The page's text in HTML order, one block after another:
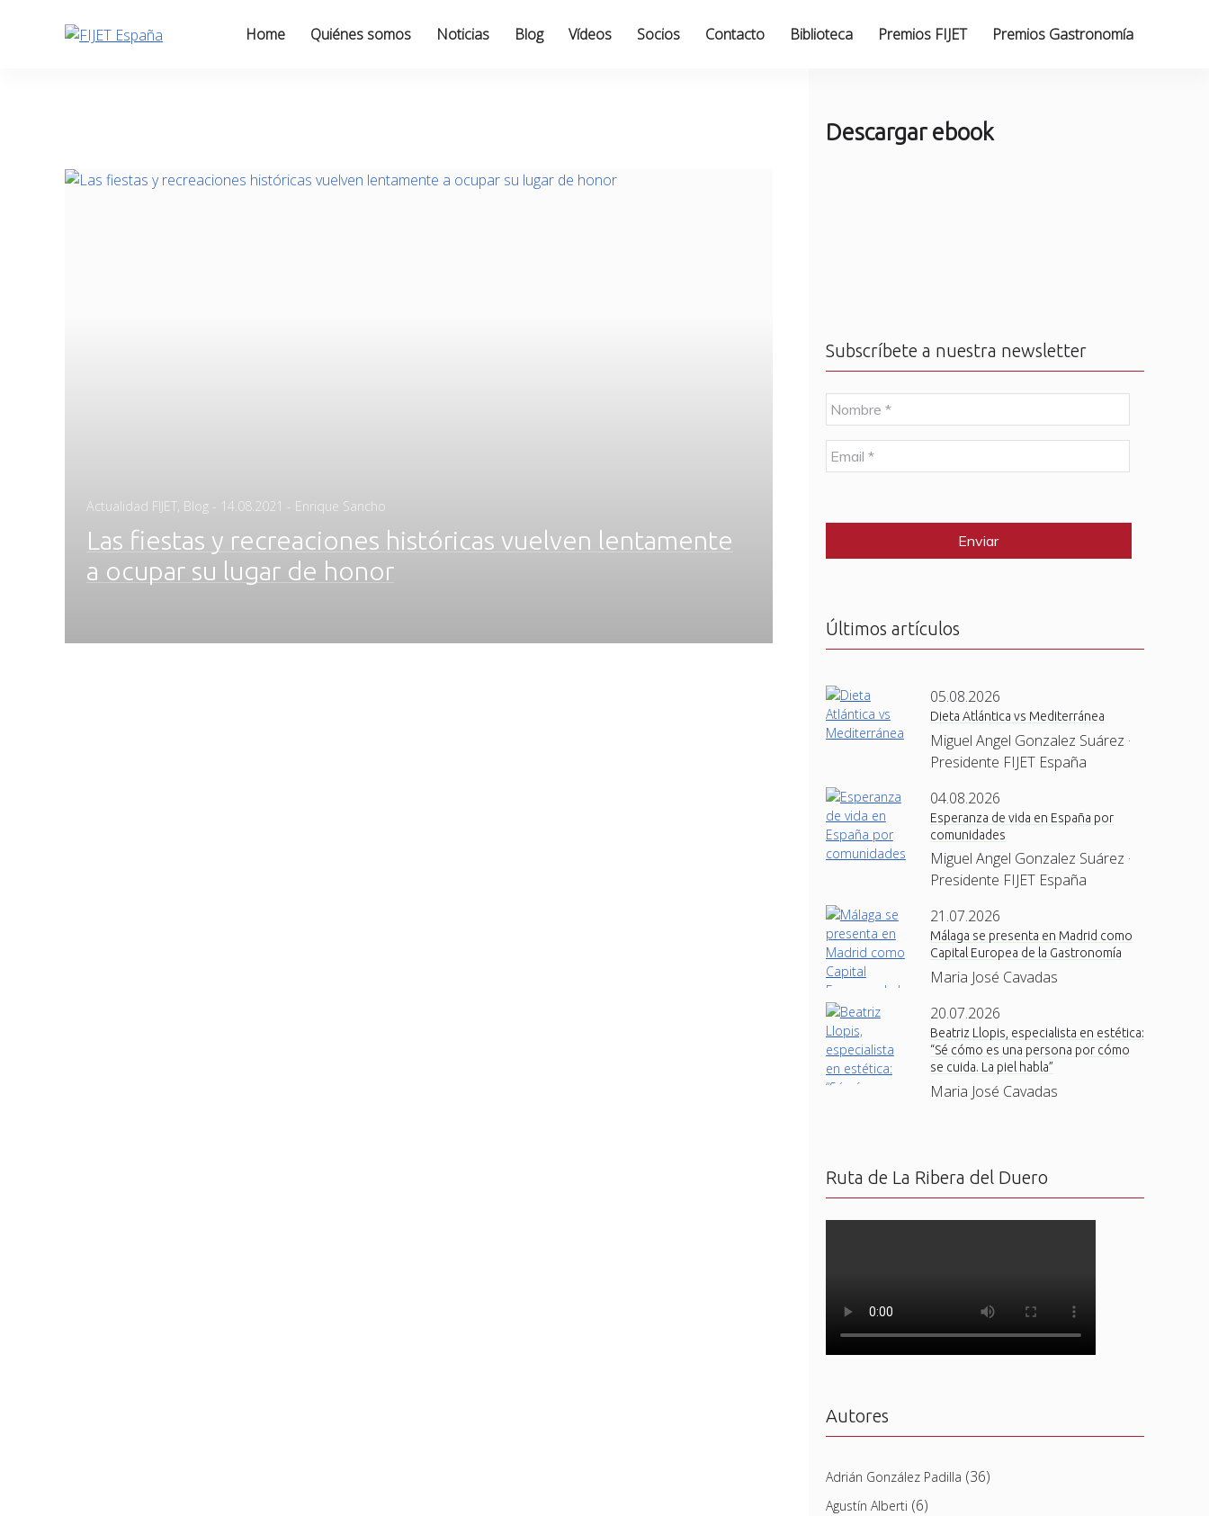
Home Quiénes somos Noticias Blog Vídeos Socios Contacto Biblioteca Premios FIJET Premios Gastronomía
Actualidad FIJET, Blog - Posted
14.08.2021 - Enrique Sancho
Las fiestas y recreaciones históricas vuelven lentamente
a ocupar su lugar de honor
Descargar ebook
Subscríbete a nuestra newsletter
N
o
m
b
r
E
m
l
Últimos artículos
05.08.2026
Dieta Atlántica vs Mediterránea
Miguel Angel Gonzalez Suárez ·
Presidente FIJET España
04.08.2026
Esperanza de vida en España por
comunidades
Miguel Angel Gonzalez Suárez ·
Presidente FIJET España
21.07.2026
Málaga se presenta en Madrid como
Capital Europea de la Gastronomía
Maria José Cavadas
20.07.2026
Beatriz Llopis, especialista en estética:
“Sé cómo es una persona por cómo
se cuida. La piel habla”
Maria José Cavadas
Ruta de La Ribera del Duero
Autores
Adrián González Padilla (36)
Agustín Alberti (6)